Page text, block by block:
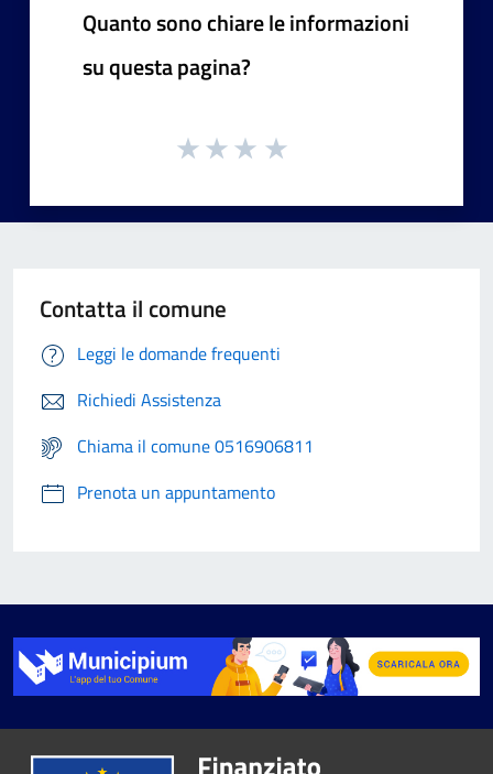
Quanto sono chiare le informazioni
su questa pagina?
Contatta il comune
Leggi le domande frequenti
Richiedi Assistenza
Chiama il comune 0516906811
Prenota un appuntamento